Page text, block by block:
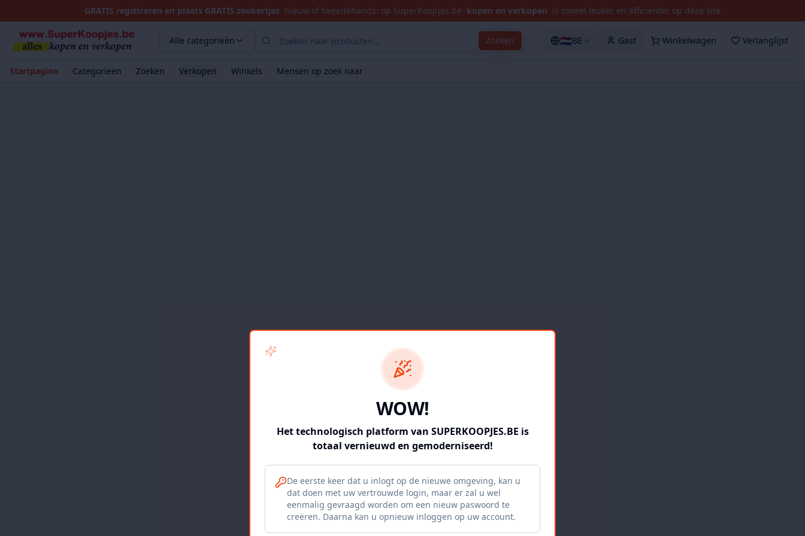
GRATIS registreren en plaats GRATIS zoekertjes nieuw of tweedehands: op SuperKoopjes.be kopen en verkopen is zoveel leuker en efficiënter op deze site
Alle categorieën Zoeken 🇳🇱BE Gast Winkelwagen Verlanglijst
Startpagina Categorieën Zoeken Verkopen Winkels Mensen op zoek naar
404
WOW!
Het technologisch platform van SUPERKOOPJES.BE is
totaal vernieuwd en gemoderniseerd!
De eerste keer dat u inlogt op de nieuwe omgeving, kan u
dat doen met uw vertrouwde login, maar er zal u wel
eenmalig gevraagd worden om een nieuw paswoord te
creëren. Daarna kan u opnieuw inloggen op uw account.